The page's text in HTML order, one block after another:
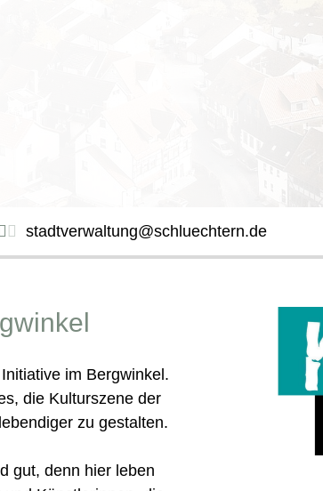
stadtverwaltung@schluechtern.de
im Bergwinkel.
die Kulturszene der
zu gestalten.
gut, denn hier leben